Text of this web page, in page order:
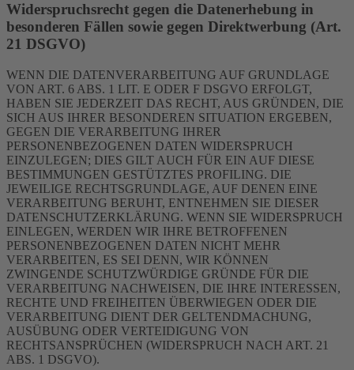
Widerspruchsrecht gegen die Datenerhebung in
besonderen Fällen sowie gegen Direktwerbung (Art.
21 DSGVO)
WENN DIE DATENVERARBEITUNG AUF GRUNDLAGE
VON ART. 6 ABS. 1 LIT. E ODER F DSGVO ERFOLGT,
HABEN SIE JEDERZEIT DAS RECHT, AUS GRÜNDEN, DIE
SICH AUS IHRER BESONDEREN SITUATION ERGEBEN,
GEGEN DIE VERARBEITUNG IHRER
PERSONENBEZOGENEN DATEN WIDERSPRUCH
EINZULEGEN; DIES GILT AUCH FÜR EIN AUF DIESE
BESTIMMUNGEN GESTÜTZTES PROFILING. DIE
JEWEILIGE RECHTSGRUNDLAGE, AUF DENEN EINE
VERARBEITUNG BERUHT, ENTNEHMEN SIE DIESER
DATENSCHUTZERKLÄRUNG. WENN SIE WIDERSPRUCH
EINLEGEN, WERDEN WIR IHRE BETROFFENEN
PERSONENBEZOGENEN DATEN NICHT MEHR
VERARBEITEN, ES SEI DENN, WIR KÖNNEN
ZWINGENDE SCHUTZWÜRDIGE GRÜNDE FÜR DIE
VERARBEITUNG NACHWEISEN, DIE IHRE INTERESSEN,
RECHTE UND FREIHEITEN ÜBERWIEGEN ODER DIE
VERARBEITUNG DIENT DER GELTENDMACHUNG,
AUSÜBUNG ODER VERTEIDIGUNG VON
RECHTSANSPRÜCHEN (WIDERSPRUCH NACH ART. 21
ABS. 1 DSGVO).